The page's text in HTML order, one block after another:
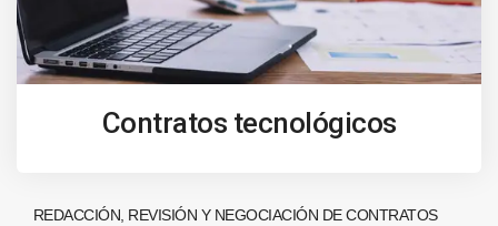
Contratos tecnológicos
REDACCIÓN, REVISIÓN Y NEGOCIACIÓN DE CONTRATOS